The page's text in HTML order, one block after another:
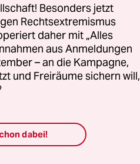
Besonders jetzt
Rechtsextremismus
daher mit „Alles
aus Anmeldungen
– an die Kampagne,
und Freiräume sichern will,
dabei!